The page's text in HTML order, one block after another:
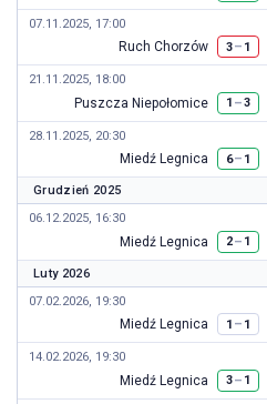
07.11.2025, 17:00
Ruch Chorzów 3– 1
21.11.2025, 18:00
Puszcza Niepołomice 1 –3
28.11.2025, 20:30
Miedź Legnica 6– 1
Grudzień 2025
06.12.2025, 16:30
Miedź Legnica 2– 1
Luty 2026
07.02.2026, 19:30
Miedź Legnica 1 – 1
14.02.2026, 19:30
Miedź Legnica 3– 1